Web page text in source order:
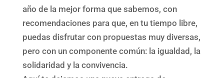
año de la mejor forma que sabemos, con
recomendaciones para que, en tu tiempo libre,
puedas disfrutar con propuestas muy diversas,
pero con un componente común: la igualdad, la
solidaridad y la convivencia.